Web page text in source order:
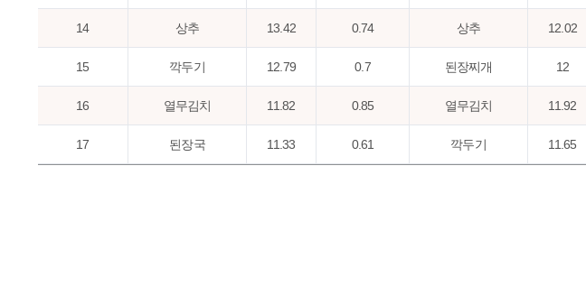
14 상추 13.42 0.74 상추 12.02
15 깍두기 12.79 0.7 된장찌개 12
16 열무김치 11.82 0.85 열무김치 11.92
17 된장국 11.33 0.61 깍두기 11.65